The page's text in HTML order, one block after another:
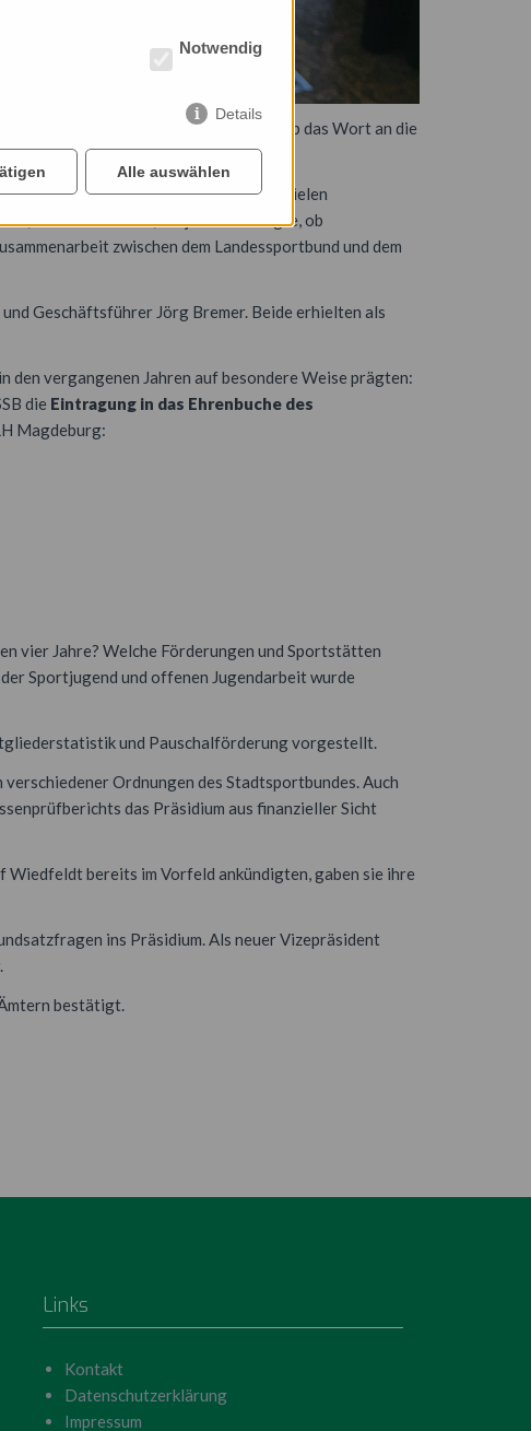
aus den Sportvereinen und übergab das Wort an die
und das Engagement in den vielen
für die viele Zeit, die jeder Beteiligte, ob
zwischen dem Landessportbund und dem
Geschäftsführer Jörg Bremer. Beide erhielten als
den vergangenen Jahren auf besondere Weise prägten:
die Eintragung in das Ehrenbuche des
Magdeburg:
vier Jahre? Welche Förderungen und Sportstätten
Sportjugend und offenen Jugendarbeit wurde
und Pauschalförderung vorgestellt.
Ordnungen des Stadtsportbundes. Auch
das Präsidium aus finanzieller Sicht
Wiedfeldt bereits im Vorfeld ankündigten, gaben sie ihre
ins Präsidium. Als neuer Vizepräsident
bestätigt.
Links
Kontakt
Datenschutzerklärung
Impressum
Notwendig
Details
Alle auswählen